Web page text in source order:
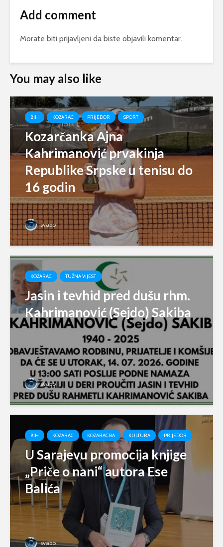
Add comment
Morate biti prijavljeni da biste objavili komentar.
You may also like
BIH KOZARAC PRIJEDOR SPORT
Kozarčanka Ajna
Kahrimanović prvakinja
Republike Srpske u tenisu do
16 godin
svabo
KOZARAC TUŽNA VIJEST
Jasin i tevhid pred dušu rhm.
Kahrimanović (Sejdo) Sakiba
svabo
BIH KOZARAC KOZARAC.BA KULTURA PRIJEDOR
U Sarajevu promocija knjige
„Priče o nani“ autora Ese
Balića
svabo